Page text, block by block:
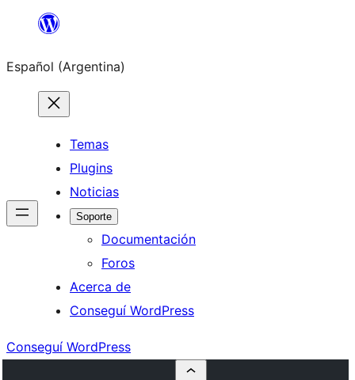
Saltar
contenido
Español (Argentina)
Temas
Plugins
Noticias
Soporte
Documentación
Foros
Acerca de
Conseguí WordPress
Conseguí WordPress